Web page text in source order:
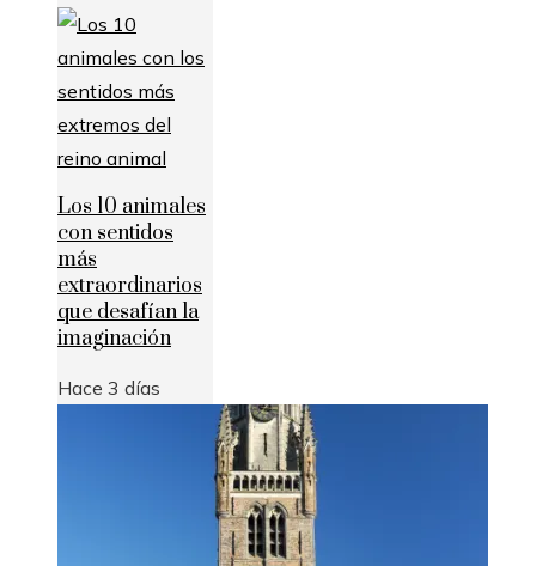
Los 10 animales
con sentidos
más
extraordinarios
que desafían la
imaginación
Hace 3 días